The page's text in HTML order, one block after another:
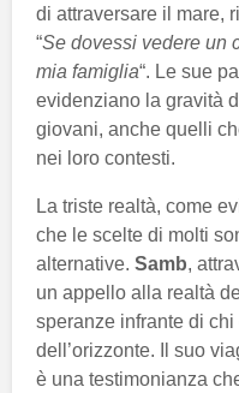
di attraversare il mare,
“Se dovessi vedere un
mia famiglia“. Le sue
evidenziano la gravità
giovani, anche quelli
nei loro contesti.
La triste realtà, come
che le scelte di molti
alternative. Samb,
un appello alla realtà
speranze infrante di
dell’orizzonte. Il suo
è una testimonianza